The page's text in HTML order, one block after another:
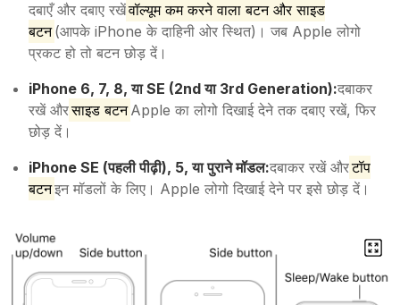
दबाएँ और दबाए रखेंवॉल्यूम कम करने वाला बटन और साइड
बटन (आपके iPhone के दाहिनी ओर स्थित)। जब Apple लोगो
प्रकट हो तो बटन छोड़ दें।
iPhone 6, 7, 8, या SE (2nd या 3rd Generation):दबाकर
रखें औरसाइड बटनApple का लोगो दिखाई देने तक दबाए रखें, फिर
छोड़ दें।
iPhone SE (पहली पीढ़ी), 5, या पुराने मॉडल:दबाकर रखें औरटॉप
बटनइन मॉडलों के लिए। Apple लोगो दिखाई देने पर इसे छोड़ दें।